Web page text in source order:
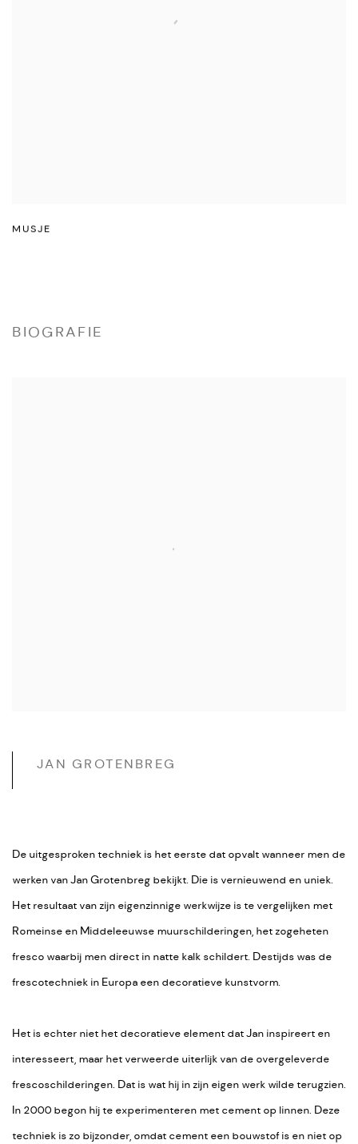
MUSJE
BIOGRAFIE
JAN GROTENBREG
De uitgesproken techniek is het eerste dat opvalt wanneer men de
werken van Jan Grotenbreg bekijkt. Die is vernieuwend en uniek.
Het resultaat van zijn eigenzinnige werkwijze is te vergelijken met
Romeinse en Middeleeuwse muurschilderingen, het zogeheten
fresco waarbij men direct in natte kalk schildert. Destijds was de
frescotechniek in Europa een decoratieve kunstvorm.
Het is echter niet het decoratieve element dat Jan inspireert en
interesseert, maar het verweerde uiterlijk van de overgeleverde
frescoschilderingen. Dat is wat hij in zijn eigen werk wilde terugzien.
In 2000 begon hij te experimenteren met cement op linnen. Deze
techniek is zo bijzonder, omdat cement een bouwstof is en niet op